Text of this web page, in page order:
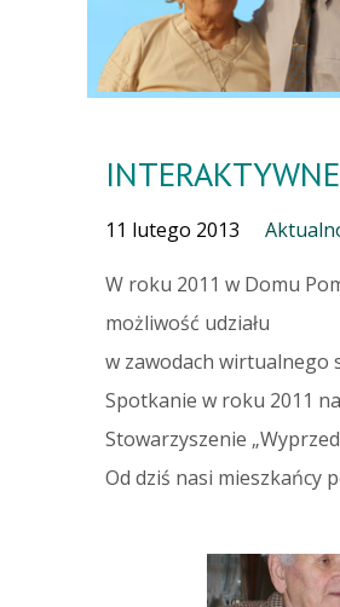
11 lutego 2013
W roku 2011 w Domu
możliwość udziału
w zawodach wirtualnego
Spotkanie w roku 2011
Stowarzyszenie
Od dziś nasi mieszkańcy